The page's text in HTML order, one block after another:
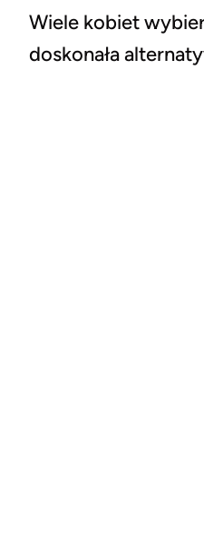
Wiele kobiet
doskonała